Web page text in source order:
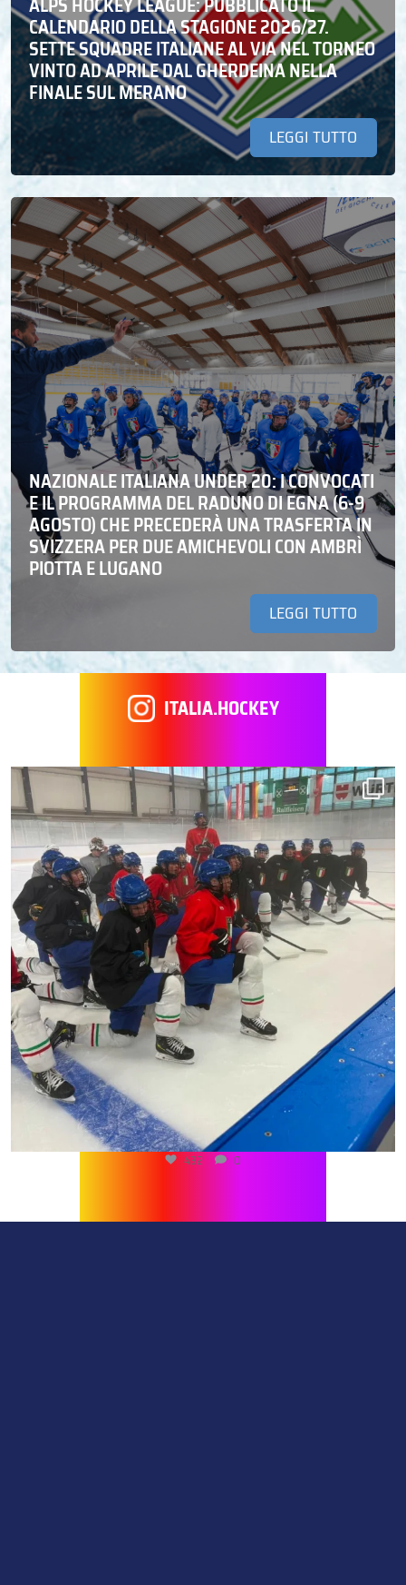
CALENDARIO DELLA STAGIONE 2026/27.
SETTE SQUADRE ITALIANE AL VIA NEL TORNEO
VINTO AD APRILE DAL GHERDEINA NELLA
FINALE SUL MERANO
LEGGI TUTTO
NAZIONALE ITALIANA UNDER 20: I CONVOCATI
E IL PROGRAMMA DEL RADUNO DI EGNA (6-9
AGOSTO) CHE PRECEDERÀ UNA TRASFERTA IN
SVIZZERA PER DUE AMICHEVOLI CON AMBRÌ
PIOTTA E LUGANO
LEGGI TUTTO
ITALIA.HOCKEY
432 0